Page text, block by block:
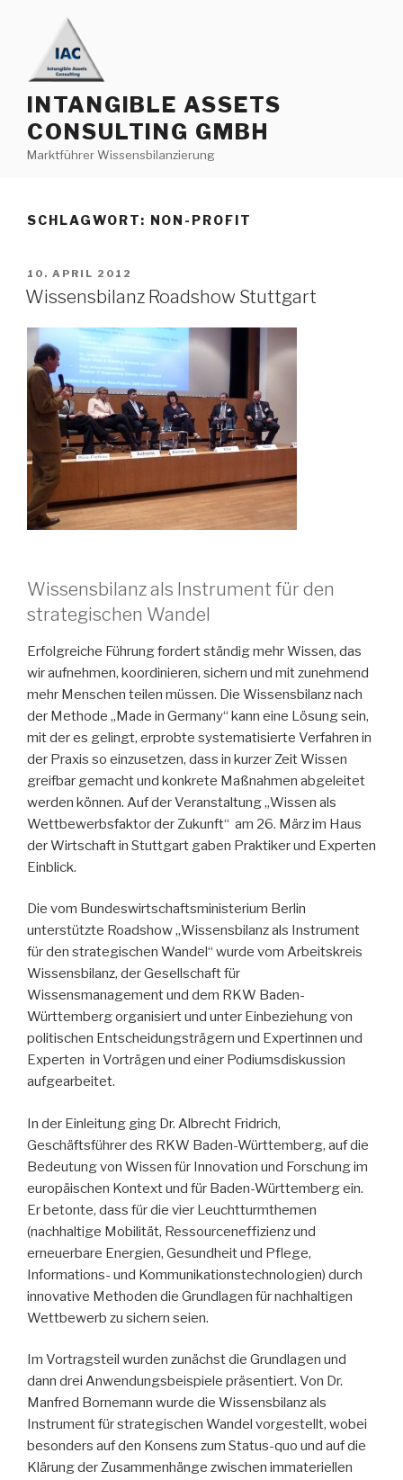
springen
INTANGIBLE ASSETS
CONSULTING GMBH
Marktführer Wissensbilanzierung
SCHLAGWORT: NON-PROFIT
VERÖFFENTLICHT
AM
10. APRIL 2012
Wissensbilanz Roadshow Stuttgart
Wissensbilanz als Instrument für den
strategischen Wandel
Erfolgreiche Führung fordert ständig mehr Wissen, das
wir aufnehmen, koordinieren, sichern und mit zunehmend
mehr Menschen teilen müssen. Die Wissensbilanz nach
der Methode „Made in Germany“ kann eine Lösung sein,
mit der es gelingt, erprobte systematisierte Verfahren in
der Praxis so einzusetzen, dass in kurzer Zeit Wissen
greifbar gemacht und konkrete Maßnahmen abgeleitet
werden können. Auf der Veranstaltung „Wissen als
Wettbewerbsfaktor der Zukunft“ am 26. März im Haus
der Wirtschaft in Stuttgart gaben Praktiker und Experten
Einblick.
Die vom Bundeswirtschaftsministerium Berlin
unterstützte Roadshow „Wissensbilanz als Instrument
für den strategischen Wandel“ wurde vom Arbeitskreis
Wissensbilanz, der Gesellschaft für
Wissensmanagement und dem RKW Baden-
Württemberg organisiert und unter Einbeziehung von
politischen Entscheidungsträgern und Expertinnen und
Experten in Vorträgen und einer Podiumsdiskussion
aufgearbeitet.
In der Einleitung ging Dr. Albrecht Fridrich,
Geschäftsführer des RKW Baden-Württemberg, auf die
Bedeutung von Wissen für Innovation und Forschung im
europäischen Kontext und für Baden-Württemberg ein.
Er betonte, dass für die vier Leuchtturmthemen
(nachhaltige Mobilität, Ressourceneffizienz und
erneuerbare Energien, Gesundheit und Pflege,
Informations- und Kommunikationstechnologien) durch
innovative Methoden die Grundlagen für nachhaltigen
Wettbewerb zu sichern seien.
Im Vortragsteil wurden zunächst die Grundlagen und
dann drei Anwendungsbeispiele präsentiert. Von Dr.
Manfred Bornemann wurde die Wissensbilanz als
Instrument für strategischen Wandel vorgestellt, wobei
besonders auf den Konsens zum Status-quo und auf die
Klärung der Zusammenhänge zwischen immateriellen